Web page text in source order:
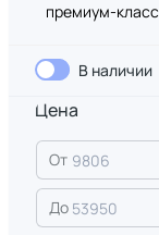
премиум-класс
В наличии
Цена
От
До